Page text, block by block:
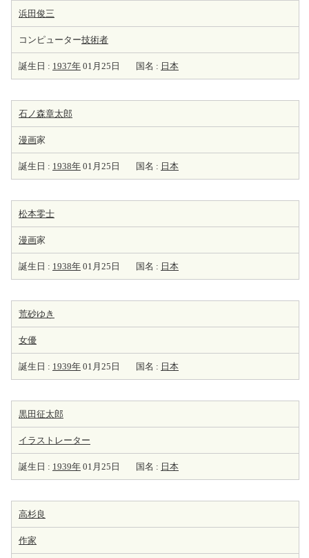
浜田俊三
コンピューター技術者
誕生日 : 1937年 01月25日 国名 : 日本
石ノ森章太郎
漫画家
誕生日 : 1938年 01月25日 国名 : 日本
松本零士
漫画家
誕生日 : 1938年 01月25日 国名 : 日本
荒砂ゆき
女優
誕生日 : 1939年 01月25日 国名 : 日本
黒田征太郎
イラストレーター
誕生日 : 1939年 01月25日 国名 : 日本
高杉良
作家